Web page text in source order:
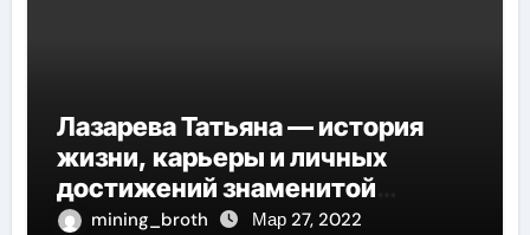
Лазарева Татьяна — история
жизни, карьеры и личных
достижений знаменитой
актрисы, восходящей на олимп
mining_broth Мар 27, 2022